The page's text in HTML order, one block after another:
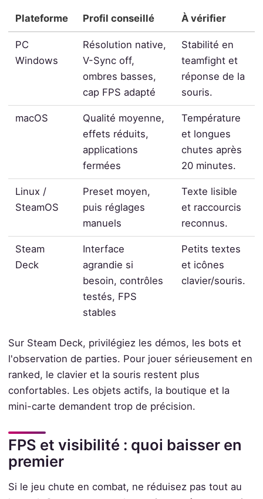
Plateforme Profil conseillé À vérifier
PC
Windows
Résolution native,
V-Sync off,
ombres basses,
cap FPS adapté
Stabilité en
teamfight et
réponse de la
souris.
macOS
Qualité moyenne,
effets réduits,
applications
fermées
Température
et longues
chutes après
20 minutes.
Linux /
SteamOS
Preset moyen,
puis réglages
manuels
Texte lisible
et raccourcis
reconnus.
Steam
Deck
Interface
agrandie si
besoin, contrôles
testés, FPS
stables
Petits textes
et icônes
clavier/souris.
Sur Steam Deck, privilégiez les démos, les bots et
l'observation de parties. Pour jouer sérieusement en
ranked, le clavier et la souris restent plus
confortables. Les objets actifs, la boutique et la
mini-carte demandent trop de précision.
FPS et visibilité : quoi baisser en
premier
Si le jeu chute en combat, ne réduisez pas tout au